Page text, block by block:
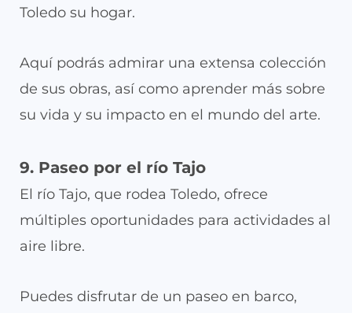
Toledo su hogar.
Aquí podrás admirar una extensa colección
de sus obras, así como aprender más sobre
su vida y su impacto en el mundo del arte.
9. Paseo por el río Tajo
El río Tajo, que rodea Toledo, ofrece
múltiples oportunidades para actividades al
aire libre.
Puedes disfrutar de un paseo en barco,